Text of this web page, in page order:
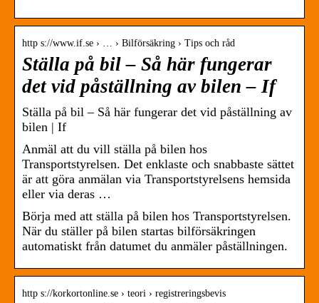
http s://www.if.se › … › Bilförsäkring › Tips och råd
Ställa på bil – Så här fungerar
det vid påställning av bilen – If
Ställa på bil – Så här fungerar det vid påställning av
bilen | If
Anmäl att du vill ställa på bilen hos
Transportstyrelsen. Det enklaste och snabbaste sättet
är att göra anmälan via Transportstyrelsens hemsida
eller via deras …
Börja med att ställa på bilen hos Transportstyrelsen.
När du ställer på bilen startas bilförsäkringen
automatiskt från datumet du anmäler påställningen.
http s://korkortonline.se › teori › registreringsbevis